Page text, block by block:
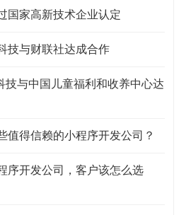
国家高新技术企业认定
技与财联社达成合作
技与中国儿童福利和收养中心达
值得信赖的小程序开发公司？
序开发公司，客户该怎么选